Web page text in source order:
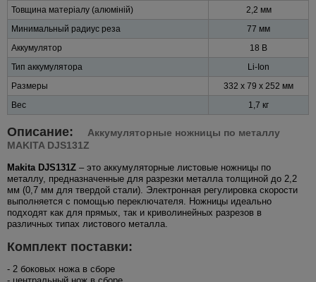
Товщина матеріалу (алюміній)
2,2 мм
Минимальный радиус реза
77 мм
Аккумулятор
18 В
Тип аккумулятора
Li-Ion
Размеры
332 x 79 x 252 мм
Вес
1,7 кг
Описание:
Аккумуляторные ножницы по металлу
MAKITA DJS131Z
Makita DJS131Z – это аккумуляторные листовые ножницы по
металлу, предназначенные для разрезки металла толщиной до 2,2
мм (0,7 мм для твердой стали). Электронная регулировка скорости
выполняется с помощью переключателя. Ножницы идеально
подходят как для прямых, так и криволинейных разрезов в
различных типах листового металла.
Комплект поставки:
- 2 боковых ножа в сборе